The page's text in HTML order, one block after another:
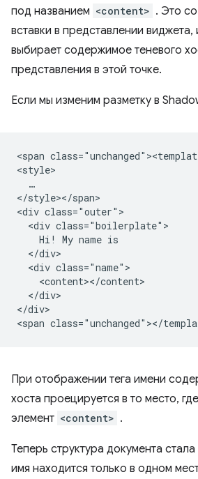
под названием <content> . Это
вставки в представлении виджета,
выбирает содержимое теневого
представления в этой точке.
Если мы изменим разметку в
<span
<style>
  …
</style></span>
<div class="outer">
  <div class="boilerplate">
    Hi! My name is
  </div>
  <div class="name">
    <content></content>
  </div>
</div>
При отображении тега имени
хоста проецируется в то место,
элемент <content> .
Теперь структура документа
имя находится только в одном